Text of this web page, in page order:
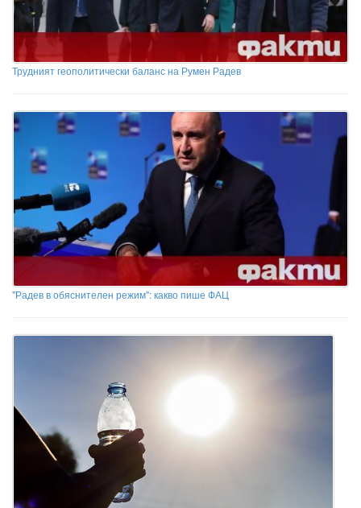
Трудният геополитически баланс на Румен Радев
"Радев в обяснителен режим": какво пише ФАЦ